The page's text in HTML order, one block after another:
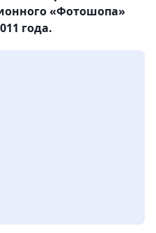
«Фотошопа»
года.